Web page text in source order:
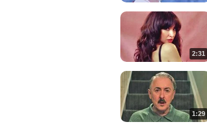
2:31
1:29